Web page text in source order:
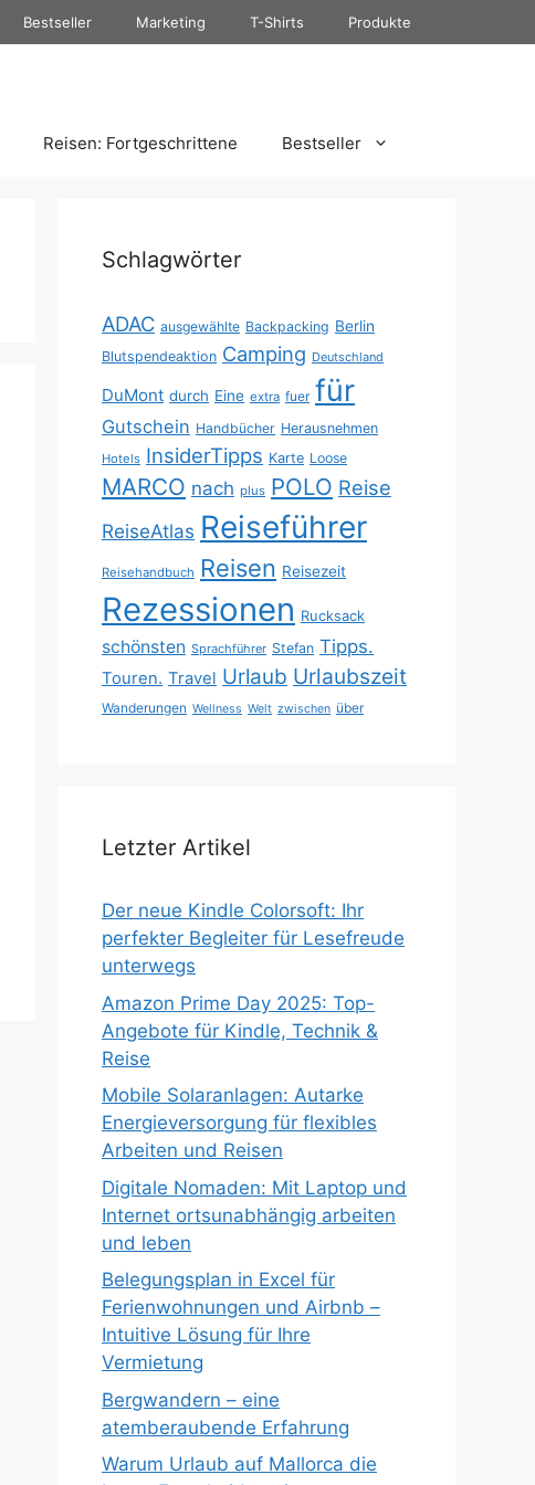
Bestseller Marketing T-Shirts Produkte
Reisen: Fortgeschrittene Bestseller
Schlagwörter
ADAC ausgewählte Backpacking Berlin
Blutspendeaktion Camping Deutschland
DuMont durch Eine extra fuer für
Gutschein Handbücher Herausnehmen
Hotels InsiderTipps Karte Loose
MARCO nach plus POLO Reise
ReiseAtlas Reiseführer
Reisehandbuch Reisen Reisezeit
Rezessionen Rucksack
schönsten Sprachführer Stefan Tipps.
Touren. Travel Urlaub Urlaubszeit
Wanderungen Wellness Welt zwischen über
Letzter Artikel
Der neue Kindle Colorsoft: Ihr
perfekter Begleiter für Lesefreude
unterwegs
Amazon Prime Day 2025: Top-
Angebote für Kindle, Technik &
Reise
Mobile Solaranlagen: Autarke
Energieversorgung für flexibles
Arbeiten und Reisen
Digitale Nomaden: Mit Laptop und
Internet ortsunabhängig arbeiten
und leben
Belegungsplan in Excel für
Ferienwohnungen und Airbnb –
Intuitive Lösung für Ihre
Vermietung
Bergwandern – eine
atemberaubende Erfahrung
Warum Urlaub auf Mallorca die